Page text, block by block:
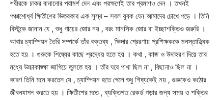
শরীরকে চাকর বানানোর পরামর্শ দেন এবং পরক্ষণেই তার প্রমাণও দেন । তখনই
পঞ্চাশোর্ধ্ব ক্ষিতীশের ভিতরকার এক সুস্থ – সবল যুবক যেন আমাদের চোখে পড়ে । তিনি
বিস্টুকে জানান যে , শুধু গায়ের জোর নয় , বরং মানসিক জোর বা ইচ্ছাশক্তিও জরুরি ।
আবার চ্যাম্পিয়ন তৈরি সম্পর্কে তাঁর বক্তব্য , ক্ষিদার প্রেরণায় প্রশিক্ষককে মনস্তাত্ত্বিক
হতে হয় । গুরুকে শিষ্যের কাছে শ্রদ্ধেয় হতে হয় । কথা , কাজ ও উদাহরণ দিয়ে তার
মধ্যে উচ্চাকাঙ্ক্ষা জাগিয়ে তুলতে হয় । তাঁর ঘরে পাখা ছিল না , বিছানাও ছিল না ।
কারণ তিনি মনে করতেন যে , চ্যাম্পিয়ন হতে গেলে শুধু শিষ্যকেই নয় , গুরুকেও কঠোর
জীবনযাপন করতে হয় । ক্ষিতীশের মতে , ব্যক্তিগত রেকর্ড গড়ার জন্য সময় ও শক্তির